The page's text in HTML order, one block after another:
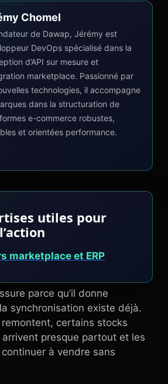
Chomel
de Dawap, Jérémy est
DevOps spécialisé dans la
d’API sur mesure et
marketplace. Passionné par
technologies, il accompagne
dans la structuration de
e-commerce robustes,
et orientées performance.
utiles pour
marketplace et ERP
parce qu’il donne
synchronisation existe déjà.
certains stocks
presque partout et les
à vendre sans